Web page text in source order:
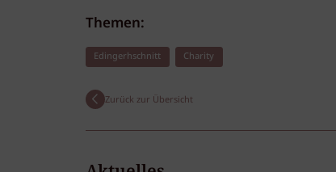
Themen:
Edingerhschnitt Charity
Zurück zur Übersicht